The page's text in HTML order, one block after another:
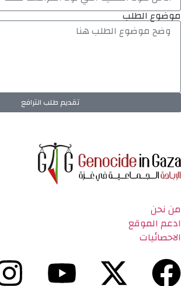
موضوع الطلب
تقديم طلب الترافع
من نحن
ادعم الموقع
الاحصائيات